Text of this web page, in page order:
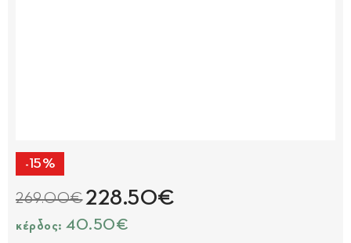
-15%
269.00€228.50€
κέρδος: 40.50€